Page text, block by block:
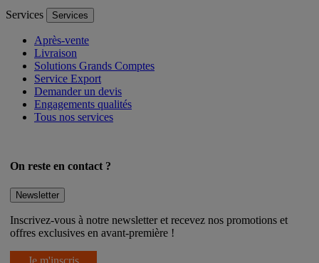
Services Services
Après-vente
Livraison
Solutions Grands Comptes
Service Export
Demander un devis
Engagements qualités
Tous nos services
On reste en contact ?
Newsletter
Inscrivez-vous à notre newsletter et recevez nos promotions et
offres exclusives en avant-première !